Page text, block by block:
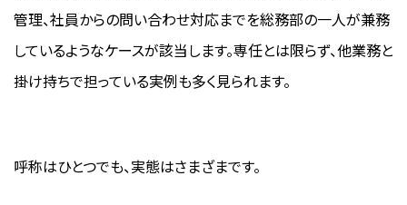
管理、社員からの問い合わせ対応までを総務部の一人が兼務
しているようなケースが該当します。専任とは限らず、他業務と
掛け持ちで担っている実例も多く見られます。
呼称はひとつでも、実態はさまざまです。